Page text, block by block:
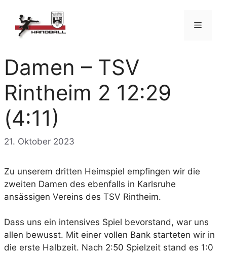
Inhalt
springen
Menü
Damen – TSV
Rintheim 2 12:29
(4:11)
21. Oktober 2023
Zu unserem dritten Heimspiel empfingen wir die
zweiten Damen des ebenfalls in Karlsruhe
ansässigen Vereins des TSV Rintheim.
Dass uns ein intensives Spiel bevorstand, war uns
allen bewusst. Mit einer vollen Bank starteten wir in
die erste Halbzeit. Nach 2:50 Spielzeit stand es 1:0